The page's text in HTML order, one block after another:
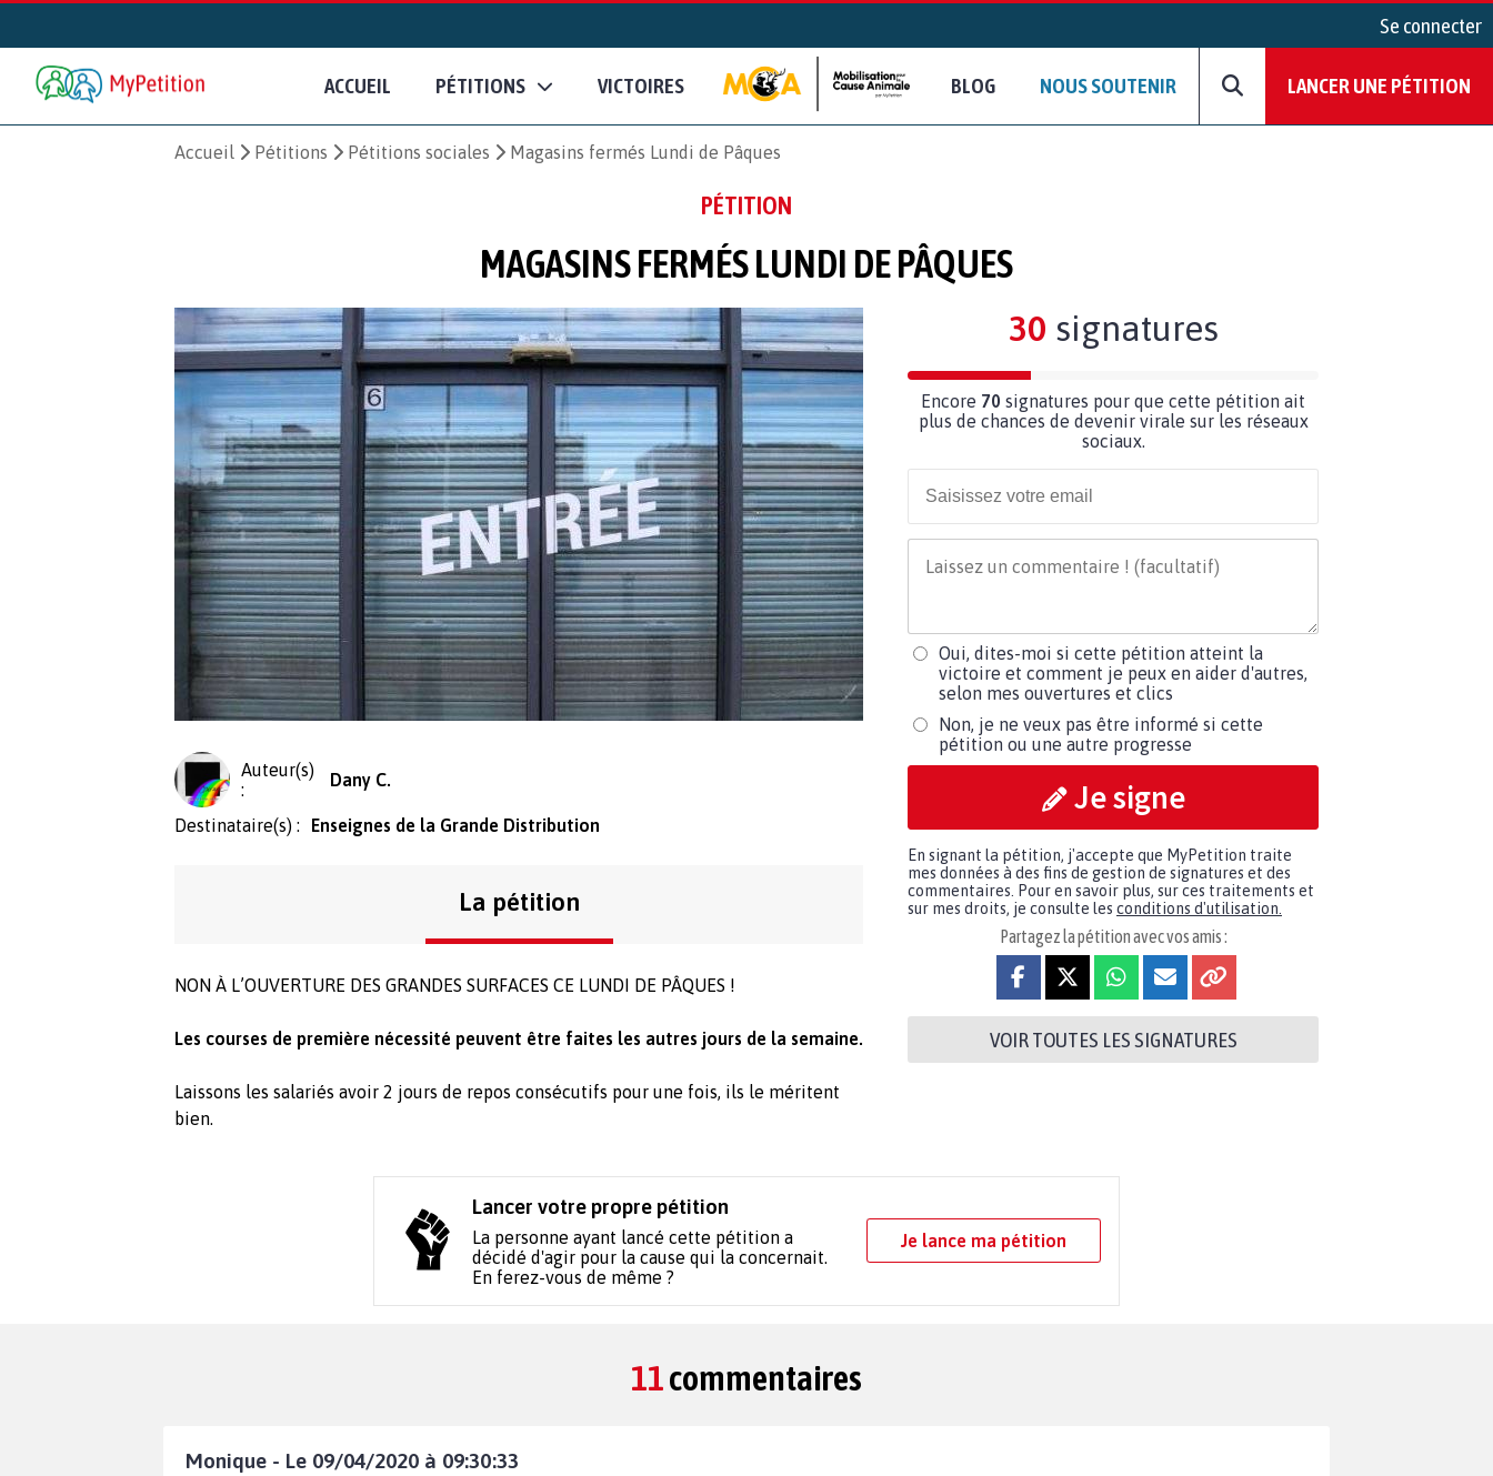
Se connecter
ACCUEIL PÉTITIONS VICTOIRES BLOG NOUS SOUTENIR LANCER UNE PÉTITION
Accueil Pétitions Pétitions sociales Magasins fermés Lundi de Pâques
PÉTITION
MAGASINS FERMÉS LUNDI DE PÂQUES
Auteur(s)
:
Dany C.
Destinataire(s) : Enseignes de la Grande Distribution
La pétition
NON À L’OUVERTURE DES GRANDES SURFACES CE LUNDI DE PÂQUES !
Les courses de première nécessité peuvent être faites les autres jours de la semaine.
Laissons les salariés avoir 2 jours de repos consécutifs pour une fois, ils le méritent
bien.
30 signatures
Encore 70 signatures pour que cette pétition ait
plus de chances de devenir virale sur les réseaux
sociaux.
Oui, dites-moi si cette pétition atteint la
victoire et comment je peux en aider d'autres,
selon mes ouvertures et clics
Non, je ne veux pas être informé si cette
pétition ou une autre progresse
Je signe
En signant la pétition, j'accepte que MyPetition traite
mes données à des fins de gestion de signatures et des
commentaires. Pour en savoir plus, sur ces traitements et
sur mes droits, je consulte les conditions d'utilisation.
Partagez la pétition avec vos amis :
VOIR TOUTES LES SIGNATURES
Lancer votre propre pétition
La personne ayant lancé cette pétition a
décidé d'agir pour la cause qui la concernait.
En ferez-vous de même ?
Je lance ma pétition
11commentaires
Monique - Le 09/04/2020 à 09:30:33